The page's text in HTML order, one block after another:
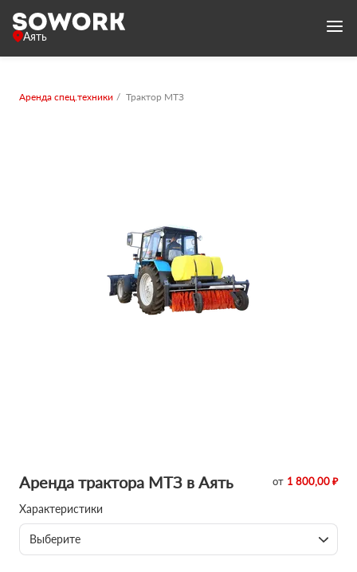
Аять
Аренда спец.техники Трактор МТЗ
Аренда трактора МТЗ в Аять от 1 800,00 ₽
Характеристики
Выберите